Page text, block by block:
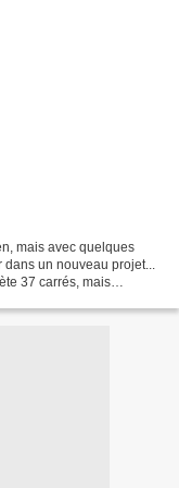
mais avec quelques
un nouveau projet...
37 carrés, mais